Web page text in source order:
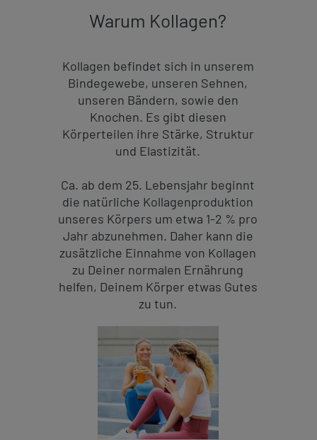
Warum Kollagen?
Kollagen befindet sich in unserem
Bindegewebe, unseren Sehnen,
unseren Bändern, sowie den
Knochen. Es gibt diesen
Körperteilen ihre Stärke, Struktur
und Elastizität.
Ca. ab dem 25. Lebensjahr beginnt
die natürliche Kollagenproduktion
unseres Körpers um etwa 1-2 % pro
Jahr abzunehmen. Daher kann die
zusätzliche Einnahme von Kollagen
zu Deiner normalen Ernährung
helfen, Deinem Körper etwas Gutes
zu tun.